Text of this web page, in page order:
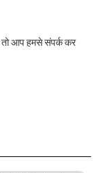
आप हमसे संपर्क कर